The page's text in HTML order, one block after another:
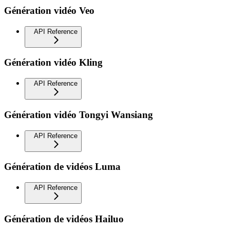
Génération vidéo Veo
API Reference
Génération vidéo Kling
API Reference
Génération vidéo Tongyi Wansiang
API Reference
Génération de vidéos Luma
API Reference
Génération de vidéos Hailuo